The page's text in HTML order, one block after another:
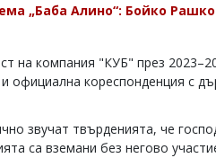
„Баба Алино“: Бойко
на компания "КУБ" през
и официална кореспонденция с
звучат твърденията, че
са вземани без негово